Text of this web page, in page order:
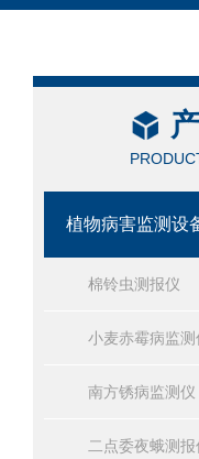
植物病害监测设
棉铃虫测报仪
小麦赤霉病监测
南方锈病监测仪
二点委夜蛾测报